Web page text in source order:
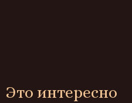
Это интересно